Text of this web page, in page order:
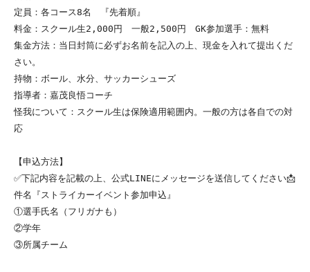
定員：各コース8名　『先着順』
料金：スクール生2,000円　一般2,500円　GK参加選手：無料
集金方法：当日封筒に必ずお名前を記入の上、現金を入れて提出くだ
さい。
持物：ボール、水分、サッカーシューズ
指導者：嘉茂良悟コーチ
怪我について：スクール生は保険適用範囲内。一般の方は各自での対
応
【申込方法】
✅下記内容を記載の上、公式LINEにメッセージを送信してください📩
件名『ストライカーイベント参加申込』
①選手氏名（フリガナも）
②学年
③所属チーム